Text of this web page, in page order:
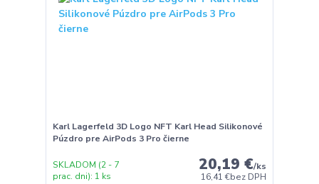
Karl Lagerfeld 3D Logo NFT Karl Head Silikonové
Púzdro pre AirPods 3 Pro čierne
20,19 €/ks
16,41 €bez DPH
SKLADOM (2 - 7
prac. dni): 1 ks